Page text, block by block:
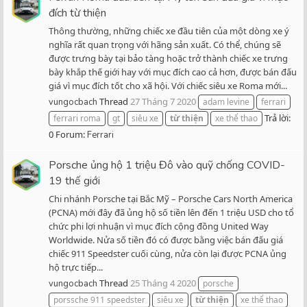
đích từ thiện
Thông thường, những chiếc xe đầu tiên của một dòng xe ý
nghĩa rất quan trọng với hãng sản xuất. Có thể, chúng sẽ
được trưng bày tại bảo tàng hoặc trở thành chiếc xe trưng
bày khắp thế giới hay với mục đích cao cả hơn, được bán đấu
giá vì mục đích tốt cho xã hội. Với chiếc siêu xe Roma mới...
vungocbach Thread 27 Tháng 7 2020 adam levine
ferrari
ferrari roma
gt siêu xe từthiện xe thể thao Trả lời:
0 Forum:Ferrari
Porsche ủng hộ 1 triệu Đô vào quỹ chống COVID-
19 thế giới
Chi nhánh Porsche tại Bắc Mỹ – Porsche Cars North America
(PCNA) mới đây đã ủng hộ số tiền lên đến 1 triệu USD cho tổ
chức phi lợi nhuận vì mục đích cộng đồng United Way
Worldwide. Nửa số tiền đó có được bằng việc bán đấu giá
chiếc 911 Speedster cuối cùng, nửa còn lại được PCNA ủng
hộ trực tiếp...
vungocbach Thread 25 Tháng 4 2020
porsche
porssche 911 speedster
siêu xe từthiện xe thể thao